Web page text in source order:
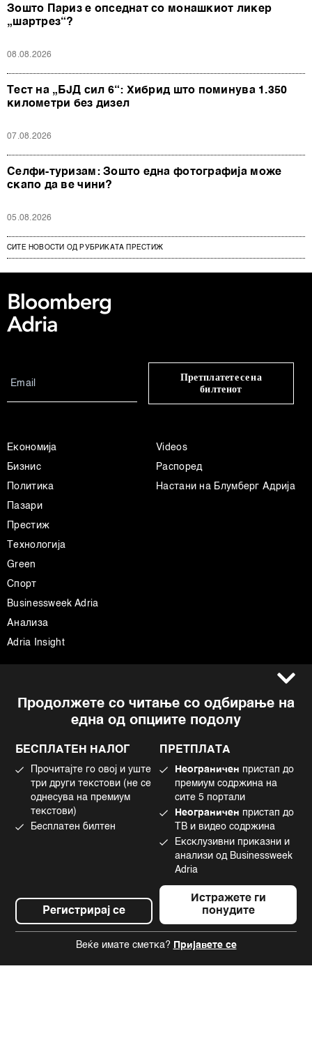
Зошто Париз е опседнат со монашкиот ликер
„шартрез“?
08.08.2026
Тест на „БЈД сил 6“: Хибрид што поминува 1.350
километри без дизел
07.08.2026
Селфи-туризам: Зошто една фотографија може
скапо да ве чини?
05.08.2026
СИТЕ НОВОСТИ ОД РУБРИКАТА ПРЕСТИЖ
Продолжете со читање со одбирање на
една од опциите подолу
БЕСПЛАТЕН НАЛОГ
Прочитајте го овој и уште
три други текстови (не се
однесува на премиум
текстови)
Бесплатен билтен
Регистрирај се
ПРЕТПЛАТА
Неограничен пристап до
премиум содржина на
сите 5 портали
Неограничен пристап до
ТВ и видео содржина
Ексклузивни приказни и
анализи од Businessweek
Adria
Истражете ги
понудите
Веќе имате сметка? Пријавете се
Претплатете се на
билтенот
Економија
Бизнис
Политика
Пазари
Престиж
Технологија
Green
Спорт
Businessweek Adria
Анализа
Adria Insight
Videos
Распоред
Настани на Блумберг Адрија
Импресум
Политика на приватност
Употреба на вештачка интелигенција
Facebook
Instagram
Tiktok
©2022 - 2026 Bloomberg L.P. All Rights Reserved. BLOOMBERG and the
BLOOMBERG logo are registered trademarks and service marks of
Bloomberg Finance L.P. or its subsidiaries, displayed with permission
Bloomberg Adria is a Mtel Swiss SA Property
News CMS by Cubes